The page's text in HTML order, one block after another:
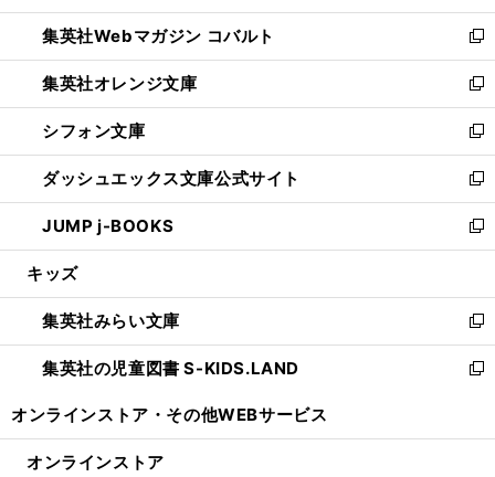
開
く
ウ
で
開
く
ン
ド
ウ
で
開
く
ウ
ィ
ン
ド
ウ
で
開
く
集英社Webマガジン コバルト
新
し
い
ウ
ィ
ン
ド
ウ
で
開
集英社オレンジ文庫
新
し
い
ウ
ィ
ン
ド
ウ
開
く
シフォン文庫
新
し
い
ウ
ィ
ン
ウ
で
開
く
ダッシュエックス文庫公式サイト
新
し
い
ウ
ン
ド
ウ
で
JUMP j-BOOKS
新
し
ウ
ィ
ン
ド
開
キッズ
集英社みらい文庫
新
し
い
ン
集英社の児童図書 S-KIDS.LAND
新
ウ
オンラインストア・ その他WEBサービス
オンラインストア